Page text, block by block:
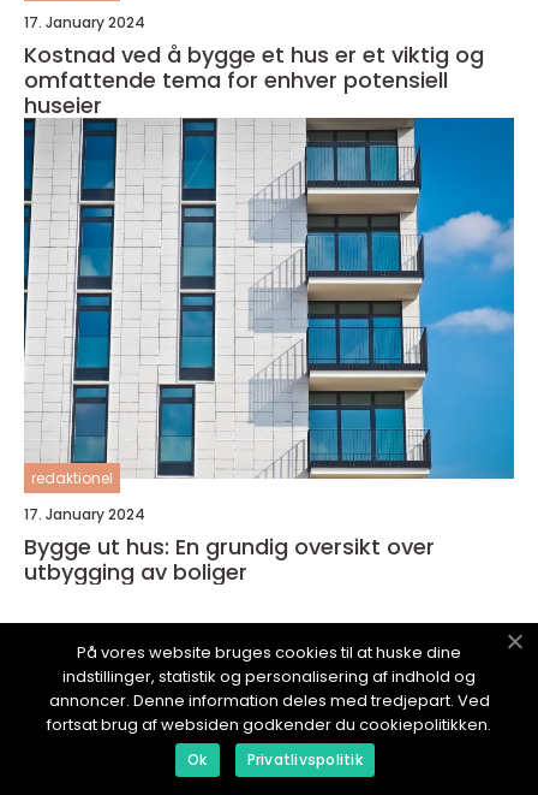
17. January 2024
Kostnad ved å bygge et hus er et viktig og
omfattende tema for enhver potensiell
huseier
redaktionel
17. January 2024
Bygge ut hus: En grundig oversikt over
utbygging av boliger
HUSTOMTEN.no
På vores website bruges cookies til at huske dine
indstillinger, statistik og personalisering af indhold og
annoncer. Denne information deles med tredjepart. Ved
fortsat brug af websiden godkender du cookiepolitikken.
Ok Privatlivspolitik